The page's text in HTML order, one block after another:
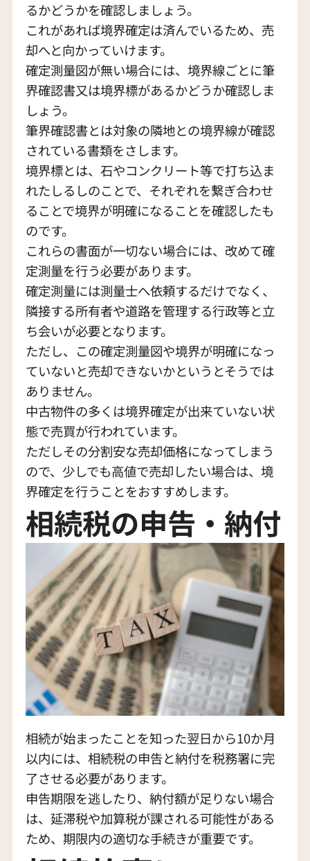
るかどうかを確認しましょう。
これがあれば境界確定は済んでいるため、売
却へと向かっていけます。
確定測量図が無い場合には、境界線ごとに筆
界確認書又は境界標があるかどうか確認しま
しょう。
筆界確認書とは対象の隣地との境界線が確認
されている書類をさします。
境界標とは、石やコンクリート等で打ち込ま
れたしるしのことで、それぞれを繋ぎ合わせ
ることで境界が明確になることを確認したも
のです。
これらの書面が一切ない場合には、改めて確
定測量を行う必要があります。
確定測量には測量士へ依頼するだけでなく、
隣接する所有者や道路を管理する行政等と立
ち会いが必要となります。
ただし、この確定測量図や境界が明確になっ
ていないと売却できないかというとそうでは
ありません。
中古物件の多くは境界確定が出来ていない状
態で売買が行われています。
ただしその分割安な売却価格になってしまう
ので、少しでも高値で売却したい場合は、境
界確定を行うことをおすすめします。
相続税の申告・納付
相続が始まったことを知った翌日から10か月
以内には、相続税の申告と納付を税務署に完
了させる必要があります。
申告期限を逃したり、納付額が足りない場合
は、延滞税や加算税が課される可能性がある
ため、期限内の適切な手続きが重要です。